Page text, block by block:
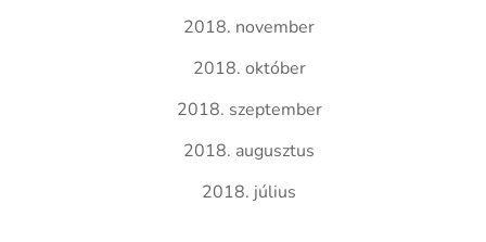
2018. november
2018. október
2018. szeptember
2018. augusztus
2018. július